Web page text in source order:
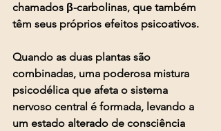
chamados β-carbolinas, que também
têm seus próprios efeitos psicoativos.
Quando as duas plantas são
combinadas, uma poderosa mistura
psicodélica que afeta o sistema
nervoso central é formada, levando a
um estado alterado de consciência